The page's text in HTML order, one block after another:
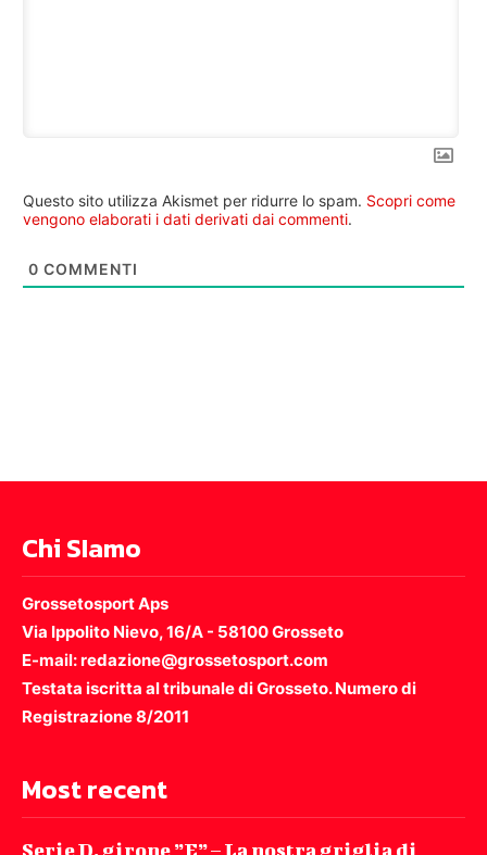
Questo sito utilizza Akismet per ridurre lo spam. Scopri come
vengono elaborati i dati derivati dai commenti.
0 COMMENTI
Chi SIamo
Grossetosport Aps
Via Ippolito Nievo, 16/A - 58100 Grosseto
E-mail: redazione@grossetosport.com
Testata iscritta al tribunale di Grosseto. Numero di
Registrazione 8/2011
Most recent
Serie D, girone ”E” – La nostra griglia di